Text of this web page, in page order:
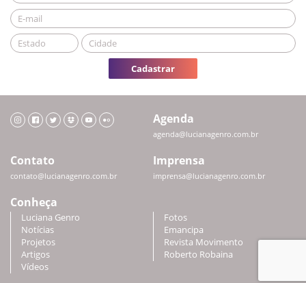
Cadastrar
Agenda
agenda@lucianagenro.com.br
Contato
contato@lucianagenro.com.br
Imprensa
imprensa@lucianagenro.com.br
Conheça
Luciana Genro
Notícias
Projetos
Artigos
Vídeos
Fotos
Emancipa
Revista Movimento
Roberto Robaina